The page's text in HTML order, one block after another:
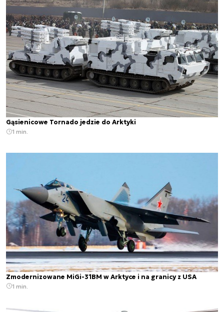
Gąsienicowe Tornado jedzie do Arktyki
1 min.
Zmodernizowane MiGi-31BM w Arktyce i na granicy z USA
1 min.